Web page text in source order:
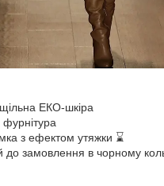
ЕКО-шкіра
з ефектом утяжки ⌛
замовлення в чорному